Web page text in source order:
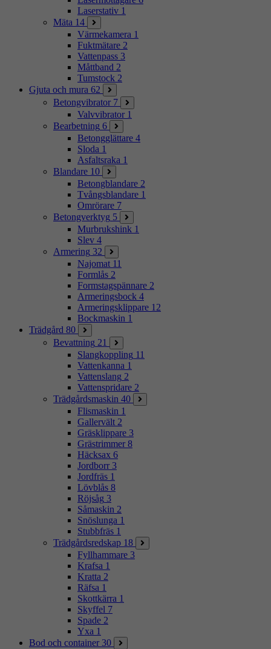
Laserstativ 1
Mäta 14
Värmekamera 1
Fuktmätare 2
Vattenpass 3
Måttband 2
Tumstock 2
Gjuta och mura 62
Betongvibrator 7
Valvvibrator 1
Bearbetning 6
Betongglättare 4
Sloda 1
Asfaltsraka 1
Blandare 10
Betongblandare 2
Tvångsblandare 1
Omrörare 7
Betongverktyg 5
Murbrukshink 1
Slev 4
Armering 32
Najomat 11
Formlås 2
Formstagspännare 2
Armeringsbock 4
Armeringsklippare 12
Bockmaskin 1
Trädgård 80
Bevattning 21
Slangkoppling 11
Vattenkanna 1
Vattenslang 2
Vattenspridare 2
Trädgårdsmaskin 40
Flismaskin 1
Gallervält 2
Gräsklippare 3
Grästrimmer 8
Häcksax 6
Jordborr 3
Jordfräs 1
Lövblås 8
Röjsåg 3
Såmaskin 2
Snöslunga 1
Stubbfräs 1
Trädgårdsredskap 18
Fyllhammare 3
Krafsa 1
Kratta 2
Räfsa 1
Skottkärra 1
Skyffel 7
Spade 2
Yxa 1
Bod och container 30